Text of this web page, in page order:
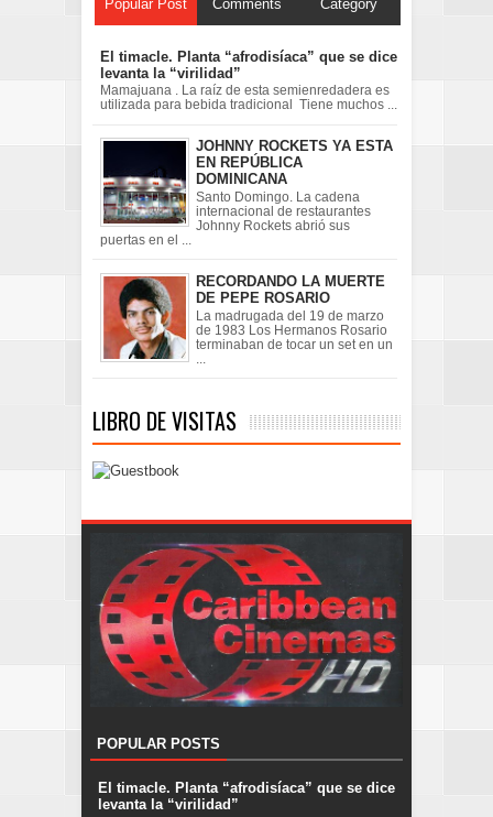
Popular Post Comments Category
El timacle. Planta “afrodisíaca” que se dice
levanta la “virilidad”
Mamajuana . La raíz de esta semienredadera es
utilizada para bebida tradicional Tiene muchos ...
JOHNNY ROCKETS YA ESTA
EN REPÚBLICA
DOMINICANA
Santo Domingo. La cadena
internacional de restaurantes
Johnny Rockets abrió sus
puertas en el ...
RECORDANDO LA MUERTE
DE PEPE ROSARIO
La madrugada del 19 de marzo
de 1983 Los Hermanos Rosario
terminaban de tocar un set en un
LIBRO DE VISITAS
POPULAR POSTS
El timacle. Planta “afrodisíaca” que se dice
levanta la “virilidad”